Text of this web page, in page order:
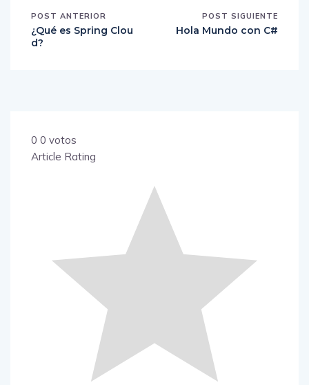
POST ANTERIOR
¿Qué es Spring Clou
d?
POST SIGUIENTE
Hola Mundo con C#
0 0 votos
Article Rating